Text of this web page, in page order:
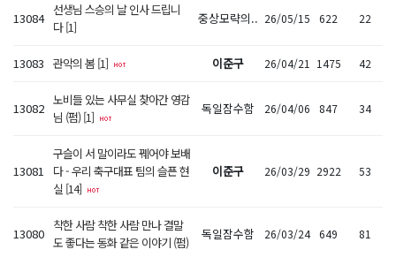
13084
선생님 스승의 날 인사 드립니
다 [1]
중상모략의.. 26/05/15 622 22
13083 관악의 봄 [1] 이준구 26/04/21 1475 42
13082
노비들 있는 사무실 찾아간 영감
님 (펌) [1]
독일잠수함 26/04/06 847 34
13081
구슬이 서 말이라도 꿰어야 보배
다 - 우리 축구대표 팀의 슬픈 현
실 [14]
이준구 26/03/29 2922 53
13080
착한 사람 착한 사람 만나 결말
도 좋다는 동화 같은 이야기 (펌)
독일잠수함 26/03/24 649 81